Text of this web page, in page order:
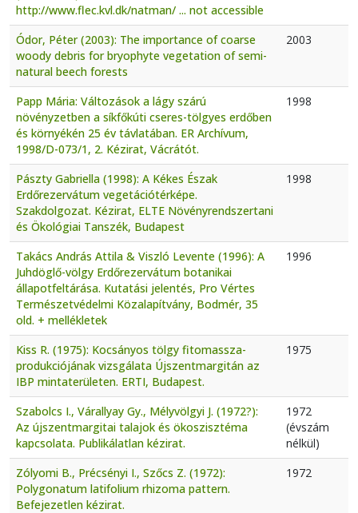
http://www.flec.kvl.dk/natman/ ... not accessible
Ódor, Péter (2003): The importance of coarse
woody debris for bryophyte vegetation of semi-
natural beech forests
2003
Papp Mária: Változások a lágy szárú
növényzetben a síkfőkúti cseres-tölgyes erdőben
és környékén 25 év távlatában. ER Archívum,
1998/D-073/1, 2. Kézirat, Vácrátót.
1998
Pászty Gabriella (1998): A Kékes Észak
Erdőrezervátum vegetációtérképe.
Szakdolgozat. Kézirat, ELTE Növényrendszertani
és Ökológiai Tanszék, Budapest
1998
Takács András Attila & Viszló Levente (1996): A
Juhdöglő-völgy Erdőrezervátum botanikai
állapotfeltárása. Kutatási jelentés, Pro Vértes
Természetvédelmi Közalapítvány, Bodmér, 35
old. + mellékletek
1996
Kiss R. (1975): Kocsányos tölgy fitomassza-
produkciójának vizsgálata Újszentmargitán az
IBP mintaterületen. ERTI, Budapest.
1975
Szabolcs I., Várallyay Gy., Mélyvölgyi J. (1972?):
Az újszentmargitai talajok és ökoszisztéma
kapcsolata. Publikálatlan kézirat.
1972
(évszám
nélkül)
Zólyomi B., Précsényi I., Szőcs Z. (1972):
Polygonatum latifolium rhizoma pattern.
Befejezetlen kézirat.
1972